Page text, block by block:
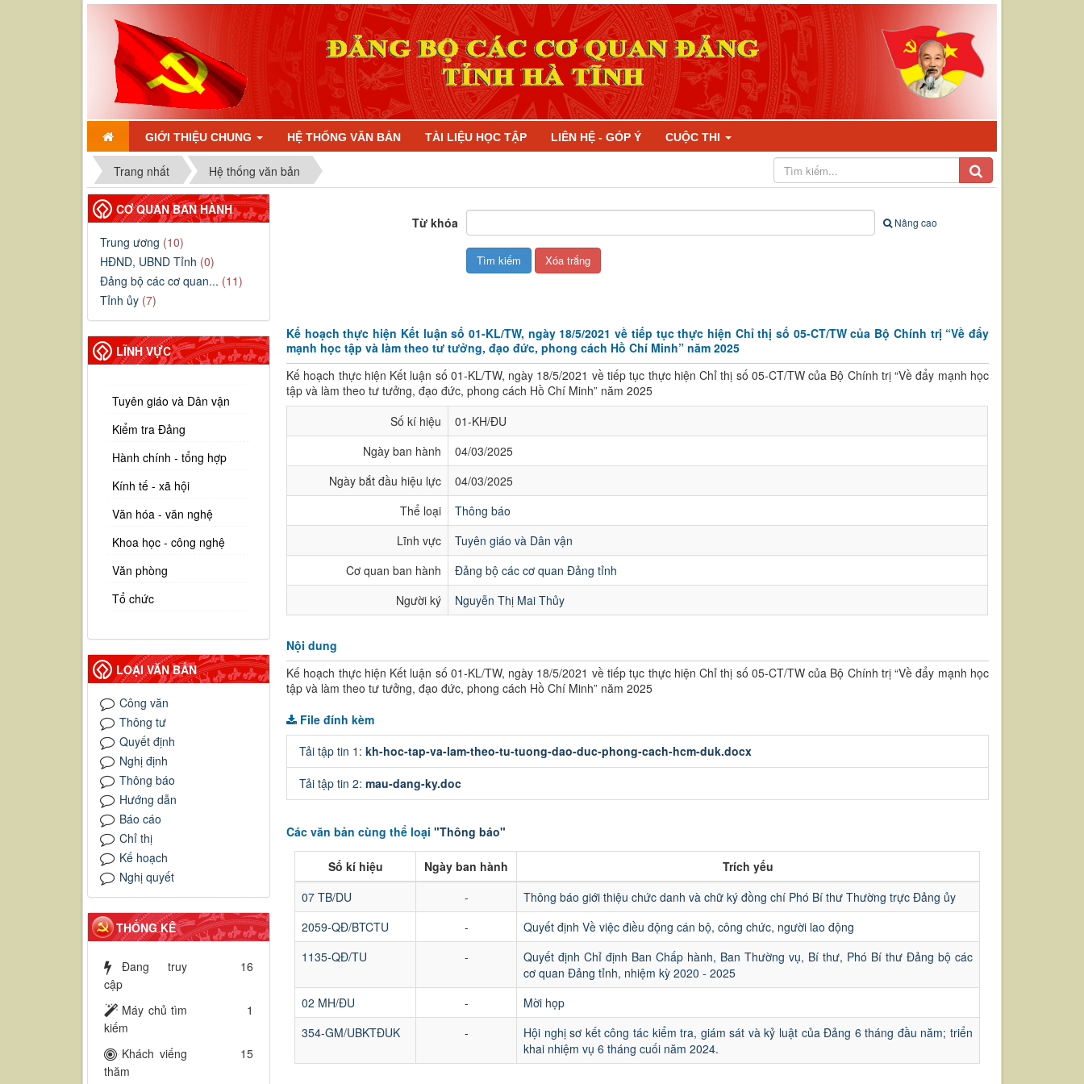
GIỚI THIỆU CHUNG HỆ THỐNG VĂN BẢN TÀI LIỆU HỌC TẬP LIÊN HỆ - GÓP Ý CUỘC THI
Trang nhất Hệ thống văn bản
Từ khóa Nâng cao
Kế hoạch thực hiện Kết luận số 01-KL/TW, ngày 18/5/2021 về tiếp tục thực hiện Chỉ thị số 05-CT/TW của Bộ Chính trị “Về đẩy
mạnh học tập và làm theo tư tưởng, đạo đức, phong cách Hồ Chí Minh” năm 2025
Kế hoạch thực hiện Kết luận số 01-KL/TW, ngày 18/5/2021 về tiếp tục thực hiện Chỉ thị số 05-CT/TW của Bộ Chính trị “Về đẩy mạnh học
tập và làm theo tư tưởng, đạo đức, phong cách Hồ Chí Minh” năm 2025
Số kí hiệu
01-KH/ĐU
Ngày ban hành
04/03/2025
Ngày bắt đầu hiệu lực
04/03/2025
Thể loại
Thông báo
Lĩnh vực
Tuyên giáo và Dân vận
Cơ quan ban hành
Đảng bộ các cơ quan Đảng tỉnh
Người ký
Nguyễn Thị Mai Thủy
Nội dung
Kế hoạch thực hiện Kết luận số 01-KL/TW, ngày 18/5/2021 về tiếp tục thực hiện Chỉ thị số 05-CT/TW của Bộ Chính trị “Về đẩy mạnh học
tập và làm theo tư tưởng, đạo đức, phong cách Hồ Chí Minh” năm 2025
File đính kèm
Tải tập tin 1:kh-hoc-tap-va-lam-theo-tu-tuong-dao-duc-phong-cach-hcm-duk.docx
Tải tập tin 2:mau-dang-ky.doc
Các văn bản cùng thể loại"Thông báo"
Số kí hiệu Ngày ban hành
Trích yếu
07 TB/DU
-
Thông báo giới thiệu chức danh và chữ ký đồng chí Phó Bí thư Thường trực Đảng ủy
2059-QĐ/BTCTU
-
Quyết định Về việc điều động cán bộ, công chức, người lao động
1135-QĐ/TU
-
Quyết định Chỉ định Ban Chấp hành, Ban Thường vụ, Bí thư, Phó Bí thư Đảng bộ các
cơ quan Đảng tỉnh, nhiệm kỳ 2020 - 2025
02 MH/ĐU
-
Mời họp
354-GM/UBKTĐUK
-
Hội nghị sơ kết công tác kiểm tra, giám sát và kỷ luật của Đảng 6 tháng đầu năm; triển
khai nhiệm vụ 6 tháng cuối năm 2024.
CƠ QUAN BAN HÀNH
Trung ương (10)
HĐND, UBND Tỉnh (0)
Đảng bộ các cơ quan... (11)
Tỉnh ủy (7)
LĨNH VỰC
Tuyên giáo và Dân vận
Kiểm tra Đảng
Hành chính - tổng hợp
Kính tế - xã hội
Văn hóa - văn nghệ
Khoa học - công nghệ
Văn phòng
Tổ chức
LOẠI VĂN BẢN
Công văn
Thông tư
Quyết định
Nghị định
Thông báo
Hướng dẫn
Báo cáo
Chỉ thị
Kế hoạch
Nghị quyết
THỐNG KÊ
Đang truy
cập
16
Máy chủ tìm
kiếm
1
Khách viếng
thăm
15